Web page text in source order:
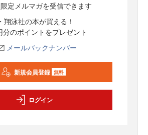
限定メルマガを受信できます
・翔泳社の本が買える！
分のポイントをプレゼント
メールバックナンバー
新規会員登録 無料
ログイン